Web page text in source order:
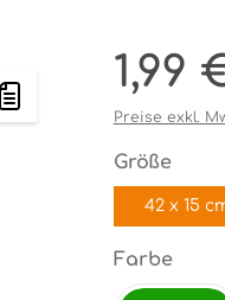
Regulärer
1,99
Preise exkl.
Größe
42 x 15
Farbe